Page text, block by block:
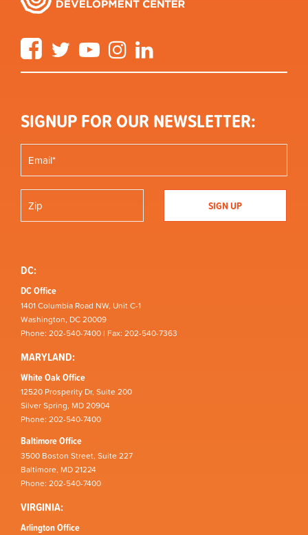
FacebookTwitter YouTube Instagram
SIGNUP FOR OUR NEWSLETTER:
DC:
DC Office
1401 Columbia Road NW, Unit C-1
Washington, DC 20009
Phone: 202-540-7400 | Fax: 202-540-7363
MARYLAND:
White Oak Office
12520 Prosperity Dr, Suite 200
Silver Spring, MD 20904
Phone: 202-540-7400
Baltimore Office
3500 Boston Street, Suite 227
Baltimore, MD 21224
Phone: 202-540-7400
VIRGINIA:
Arlington Office